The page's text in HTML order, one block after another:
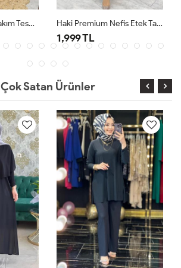
Siyah Joker Etek Takım Tesettür Giyim Haki Premium Nefis Etek Takım
1,999 TL
Çok Satan Ürünler